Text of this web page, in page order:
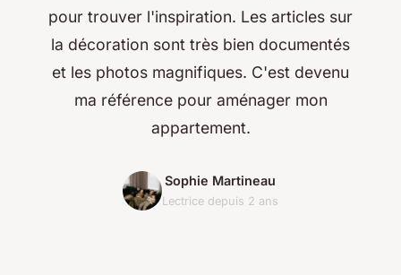
pour trouver l'inspiration. Les articles sur
la décoration sont très bien documentés
et les photos magnifiques. C'est devenu
ma référence pour aménager mon
appartement.
Sophie Martineau
Lectrice depuis 2 ans